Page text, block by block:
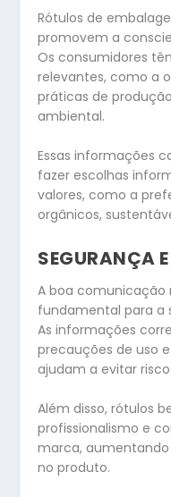
Rótulos de
promovem a
Os consumidores
relevantes, como a
práticas de
ambiental.
Essas informações
fazer escolhas
valores, como a
orgânicos,
SEGURANÇA
A boa comunicação
fundamental para a
As informações
precauções de uso
ajudam a evitar
Além disso, rótulos
profissionalismo e
marca,
no produto.